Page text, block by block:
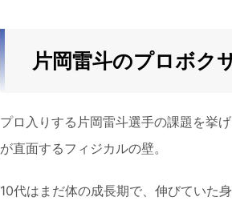
片岡雷斗のプロボク
プロ入りする片岡雷斗選手の課題を挙
が直面するフィジカルの壁。
10代はまだ体の成長期で、伸びていた